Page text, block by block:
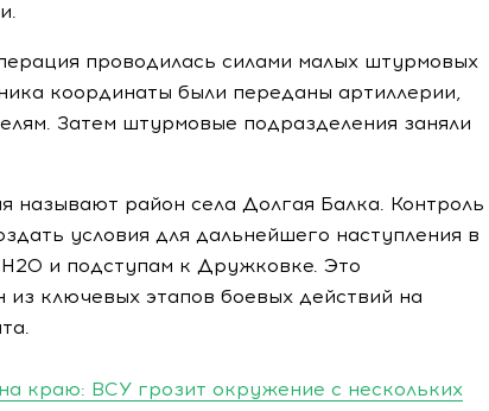
проводилась силами малых штурмовых
координаты были переданы артиллерии,
Затем штурмовые подразделения заняли
район села Долгая Балка. Контроль
условия для дальнейшего наступления в
Н20 и подступам к Дружковке. Это
из ключевых этапов боевых действий на
краю: ВСУ грозит окружение с нескольких